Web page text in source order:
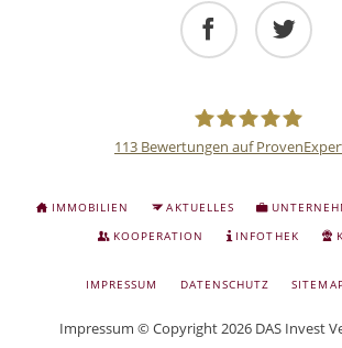
Anlage
und
113 Bewertungen auf
NAVIGATION
ÜBERSPRINGEN
IMMOBILIEN AKTUELLES
KOOPERATION
INFOTHEK
IMPRESSUM DATENSCHUTZ
Impressum © Copyright 2026 DAS Invest